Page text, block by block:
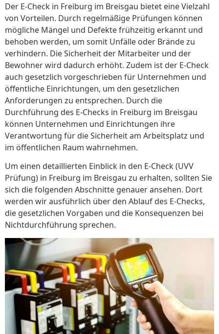
Der E-Check in Freiburg im Breisgau bietet eine Vielzahl
von Vorteilen. Durch regelmäßige Prüfungen können
mögliche Mängel und Defekte frühzeitig erkannt und
behoben werden, um somit Unfälle oder Brände zu
verhindern. Die Sicherheit der Mitarbeiter und der
Bewohner wird dadurch erhöht. Zudem ist der E-Check
auch gesetzlich vorgeschrieben für Unternehmen und
öffentliche Einrichtungen, um den gesetzlichen
Anforderungen zu entsprechen. Durch die
Durchführung des E-Checks in Freiburg im Breisgau
können Unternehmen und Einrichtungen ihre
Verantwortung für die Sicherheit am Arbeitsplatz und
im öffentlichen Raum wahrnehmen.
Um einen detaillierten Einblick in den E-Check (UVV
Prüfung) in Freiburg im Breisgau zu erhalten, sollten Sie
sich die folgenden Abschnitte genauer ansehen. Dort
werden wir ausführlich über den Ablauf des E-Checks,
die gesetzlichen Vorgaben und die Konsequenzen bei
Nichtdurchführung sprechen.